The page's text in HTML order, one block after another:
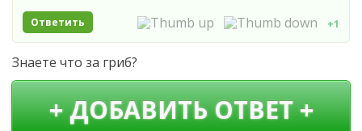
Ответить +1
Знаете что за гриб?
+ ДОБАВИТЬ ОТВЕТ +